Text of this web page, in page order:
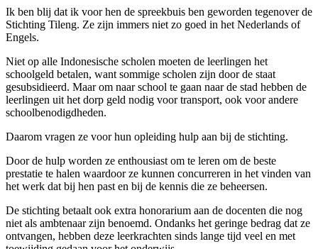
Ik ben blij dat ik voor hen de spreekbuis ben geworden tegenover de
Stichting Tileng. Ze zijn immers niet zo goed in het Nederlands of
Engels.
Niet op alle Indonesische scholen moeten de leerlingen het
schoolgeld betalen, want sommige scholen zijn door de staat
gesubsidieerd. Maar om naar school te gaan naar de stad hebben de
leerlingen uit het dorp geld nodig voor transport, ook voor andere
schoolbenodigdheden.
Daarom vragen ze voor hun opleiding hulp aan bij de stichting.
Door de hulp worden ze enthousiast om te leren om de beste
prestatie te halen waardoor ze kunnen concurreren in het vinden van
het werk dat bij hen past en bij de kennis die ze beheersen.
De stichting betaalt ook extra honorarium aan de docenten die nog
niet als ambtenaar zijn benoemd. Ondanks het geringe bedrag dat ze
ontvangen, hebben deze leerkrachten sinds lange tijd veel en met